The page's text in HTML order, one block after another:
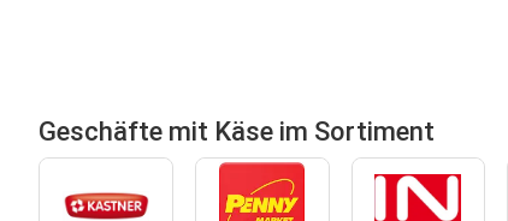
Geschäfte mit Käse im Sortiment